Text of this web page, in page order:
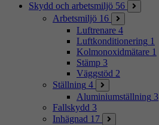
Skydd och arbetsmiljö 56
Arbetsmiljö 16
Luftrenare 4
Luftkonditionering 1
Kolmonoxidmätare 1
Stämp 3
Väggstöd 2
Ställning 4
Aluminiumställning 3
Fallskydd 3
Inhägnad 17